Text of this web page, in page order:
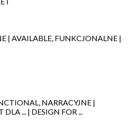
| AVAILABLE, FUNKCJONALNE |
NARRACYJNE |
DLA ... | DESIGN FOR ...